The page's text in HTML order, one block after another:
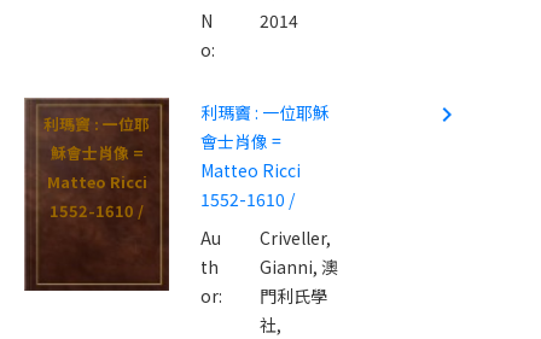
N
o:
2014
利瑪竇 : 一位耶
穌會士肖像 =
Matteo Ricci
1552-1610 /
利瑪竇 : 一位耶穌
會士肖像 =
Matteo Ricci
1552-1610 /
Au
th
or:
Criveller,
Gianni, 澳
門利氏學
社,
navigate_next